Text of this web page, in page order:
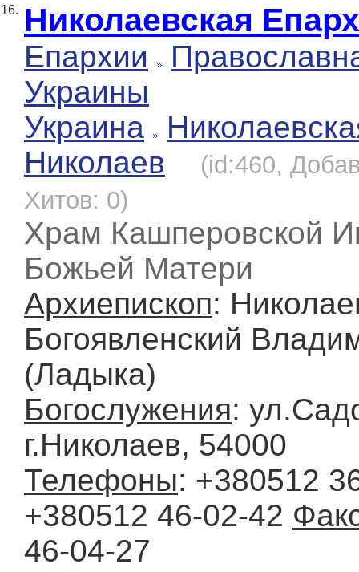
16. Николаевская
Епархии
Украины
Украина
Николаев
(id:460,
Хитов: 0)
Храм Кашперовской
Божьей Матери
Архиепископ:
Богоявленский
(Ладыка)
Богослужения:
г.Николаев, 54000
Телефоны: +380512
+380512 46-02-42
46-04-27